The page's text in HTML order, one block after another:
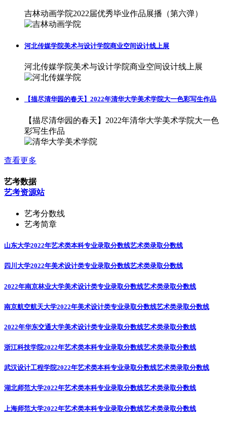
吉林动画学院2022届优秀毕业作品展播（第六弹）
河北传媒学院美术与设计学院商业空间设计线上展
河北传媒学院美术与设计学院商业空间设计线上展
【描尽清华园的春天】2022年清华大学美术学院大一色彩写生作品
【描尽清华园的春天】2022年清华大学美术学院大一色
彩写生作品
查看更多
艺考数据
艺考资源站
艺考分数线
艺考简章
山东大学2022年艺术类本科专业录取分数线艺术类录取分数线
四川大学2022年美术设计类专业录取分数线艺术类录取分数线
2022年南京林业大学美术设计类专业录取分数线艺术类录取分数线
南京航空航天大学2022年美术设计类专业录取分数线艺术类录取分数线
2022年华东交通大学美术设计类专业录取分数线艺术类录取分数线
浙江科技学院2022年艺术类本科专业录取分数线艺术类录取分数线
武汉设计工程学院2022年艺术类本科专业录取分数线艺术类录取分数线
湖北师范大学2022年艺术类本科专业录取分数线艺术类录取分数线
上海师范大学2022年艺术类本科专业录取分数线艺术类录取分数线